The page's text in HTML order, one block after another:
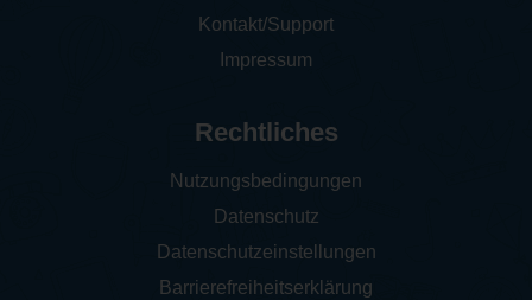
Kontakt/Support
Impressum
Rechtliches
Nutzungsbedingungen
Datenschutz
Datenschutzeinstellungen
Barrierefreiheitserklärung